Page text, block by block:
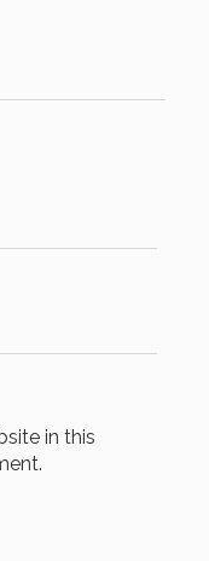
in this